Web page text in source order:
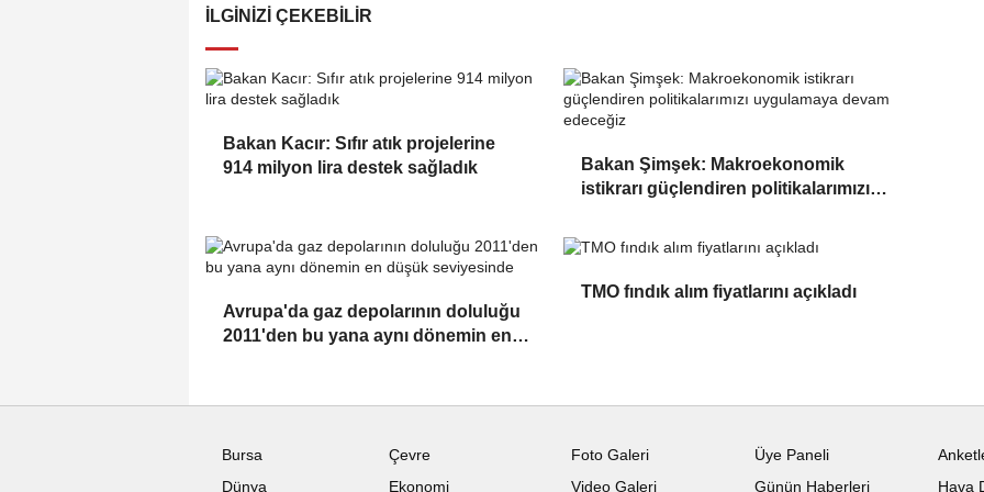
İLGINIZI ÇEKEBILIR
Bakan Kacır: Sıfır atık projelerine
914 milyon lira destek sağladık
Bakan Şimşek: Makroekonomik
istikrarı güçlendiren politikalarımızı
Avrupa'da gaz depolarının doluluğu
2011'den bu yana aynı dönemin en
TMO fındık alım fiyatlarını açıkladı
Bursa
Çevre
Dünya
Ekonomi
Foto Galeri
Video Galeri
Üye Paneli
Günün Haberleri
Hava